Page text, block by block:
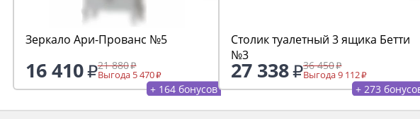
Зеркало Ари-Прованс №5
16 410 21 880
Выгода 5 470
+ 164 бонусов
Столик туалетный 3 ящика Бетти
№3
27 338 36 450
Выгода 9 112
+ 273